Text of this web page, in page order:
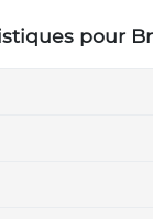
pour